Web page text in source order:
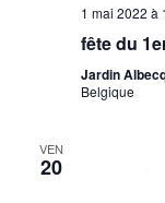
1 mai 2022 à
fête du
Jardin
Belgique
VEN
20